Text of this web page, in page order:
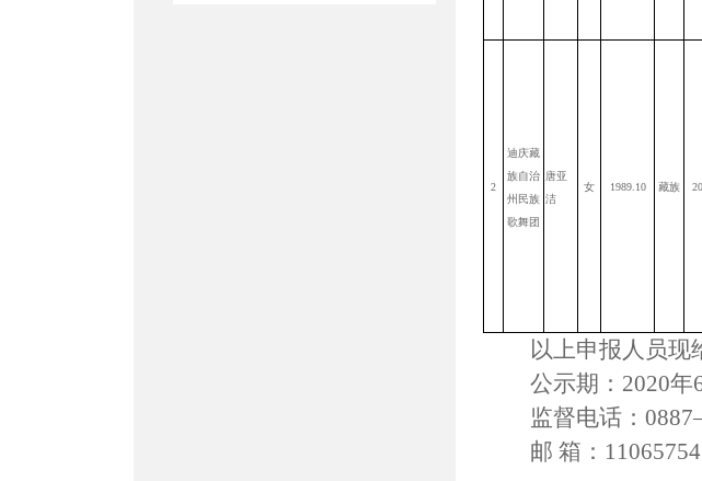
2
迪庆藏
族自治
州民族
歌舞团
唐亚
洁
女 1989.10 藏族
以上申报人员现
公示期：2020年
监督电话：
邮 箱：